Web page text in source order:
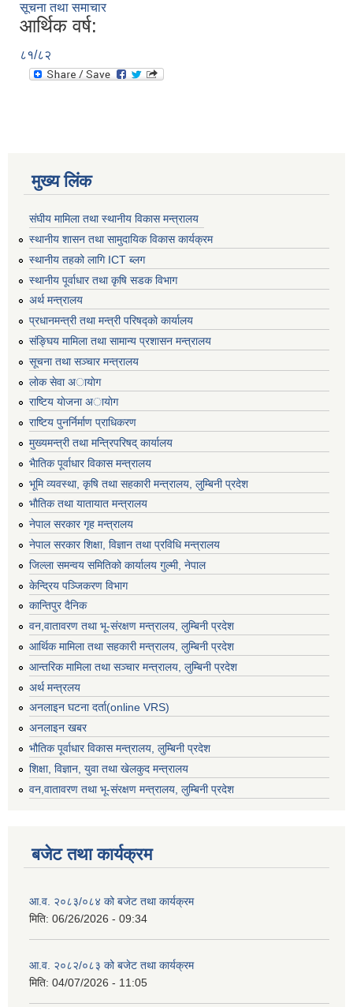
सूचना तथा समाचार
आर्थिक वर्ष:
८१/८२
मुख्य लिंक
संघीय मामिला तथा स्थानीय विकास मन्त्रालय
स्थानीय शासन तथा सामुदायिक विकास कार्यक्रम
स्थानीय तहको लागि ICT ब्लग
स्थानीय पूर्वाधार तथा कृषि सडक विभाग
अर्थ मन्त्रालय
प्रधानमन्त्री तथा मन्त्री परिषद्काे कार्यालय
संङ्घिय मामिला तथा सामान्य प्रशासन मन्त्रालय
सूचना तथा सञ्चार मन्त्रालय
लाेक सेवा अायाेग
राष्टिय याेजना अायाेग
राष्टिय पुनर्निर्माण प्राधिकरण
मुख्यमन्त्री तथा मन्त्रिपरिषद् कार्यालय
भैातिक पूर्वाधार विकास मन्त्रालय
भूमि व्यवस्था, कृषि तथा सहकारी मन्त्रालय, लु्म्बिनी प्रदेश
भाैतिक तथा यातायात मन्त्रालय
नेपाल सरकार गृह मन्त्रालय
नेपाल सरकार शिक्षा, विज्ञान तथा प्रविधि मन्त्रालय
जिल्ला समन्वय समितिको कार्यालय गुल्मी, नेपाल
केन्द्रिय पञ्जिकरण विभाग
कान्तिपुर दैनिक
वन,वातावरण तथा भू-संरक्षण मन्त्रालय, लुम्बिनी प्रदेश
आर्थिक मामिला तथा सहकारी मन्त्रालय, लुम्बिनी प्रदेश
आन्तरिक मामिला तथा सञ्चार मन्त्रालय, लुम्बिनी प्रदेश
अर्थ मन्त्रलय
अनलाइन घटना दर्ता(online VRS)
अनलाइन खबर
भौतिक पूर्वाधार विकास मन्त्रालय, लुम्बिनी प्रदेश
शिक्षा, विज्ञान, युवा तथा खेलकुद मन्‍‍त्रालय
वन,वातावरण तथा भू-संरक्षण मन्त्रालय, लुम्बिनी प्रदेश
बजेट तथा कार्यक्रम
आ.व. २०८३/०८४ को बजेट तथा कार्यक्रम
मिति: 06/26/2026 - 09:34
आ.व. २०८२/०८३ को बजेट तथा कार्यक्रम
मिति: 04/07/2026 - 11:05